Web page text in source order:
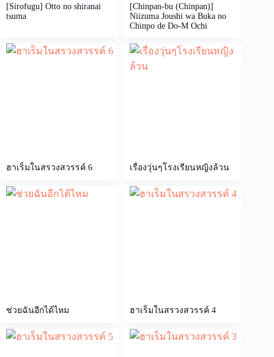
[Sirofugu] Otto no shiranai
tsuma
[Chinpan-bu (Chinpan)]
Niizuma Joushi wa Buka no
Chinpo de Do-M Ochi
ฮาเร็มในสรวงสวรรค์ 6 เรื่องวุ่นๆโรงเรียนหญิงล้วน
ช่วยฉันอีกได้ไหม ฮาเร็มในสรวงสวรรค์ 4